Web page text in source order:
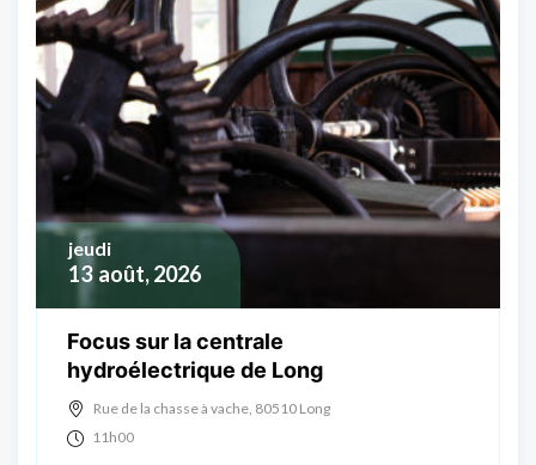
13 août, 2026
jeudi
Focus sur la centrale
hydroélectrique de Long
Rue de la chasse à vache, 80510 Long
11h00